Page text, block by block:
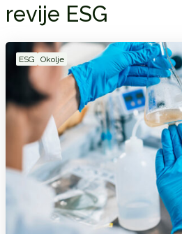
revije ESG
ESG Okolje